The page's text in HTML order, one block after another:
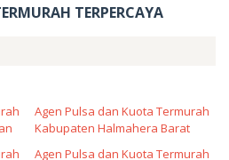
TERPERCAYA
Agen Pulsa dan Kuota Termurah
Kabupaten Halmahera Barat
Agen Pulsa dan Kuota Termurah